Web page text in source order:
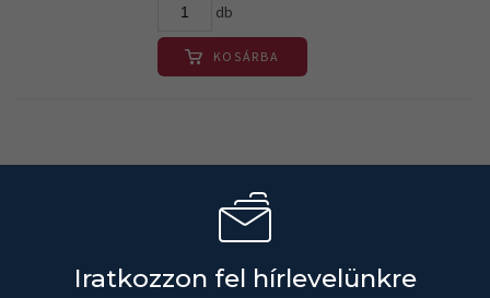
db
KOSÁRBA
Iratkozzon fel hírlevelünkre